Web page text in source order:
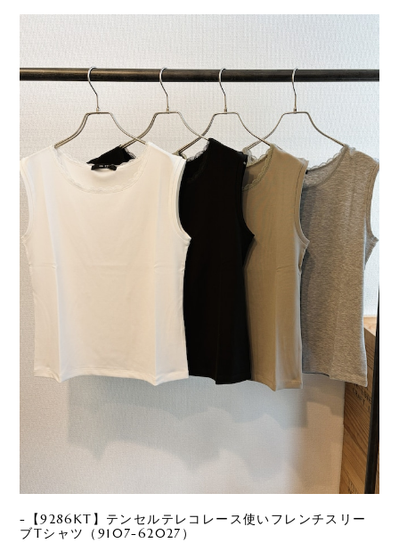
-【9286KT】テンセルテレコレース使いフレンチスリー
ブTシャツ（9107-62027）